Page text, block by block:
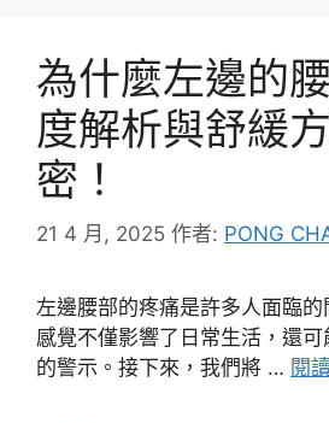
為什麼左邊的
度解析與舒緩
密！
21 4 月, 2025 作者: PONG
左邊腰部的疼痛是許多人面臨
感覺不僅影響了日常生活，還
的警示。接下來，我們將 … 閱